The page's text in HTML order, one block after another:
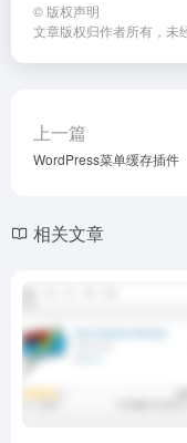
© 版权声明
文章版权归作者所有，未
上一篇
WordPress菜单缓存插件
相关文章